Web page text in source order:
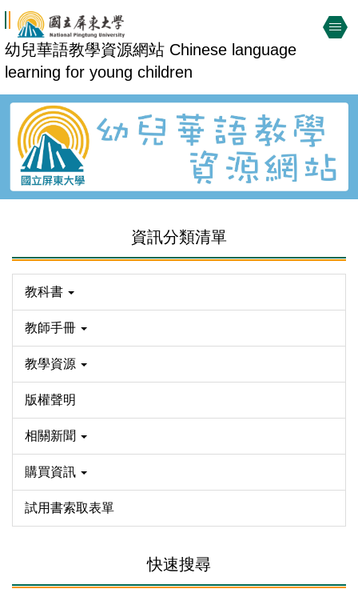
跳
到
主
要
容
區
幼兒華語教學資源網站 Chinese language
learning for young children
資訊分類清單
教科書
教師手冊
教學資源
版權聲明
相關新聞
購買資訊
試用書索取表單
快速搜尋